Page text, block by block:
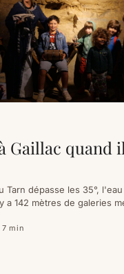
Gaillac quand
Tarn dépasse les 35°,
a 142 mètres de galeries
7 h — et surtout une autre
7 min